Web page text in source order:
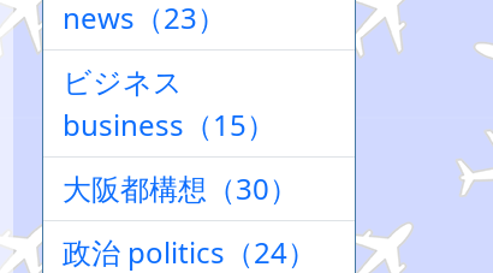
news（23）
ビジネス
business（15）
大阪都構想（30）
政治 politics（24）